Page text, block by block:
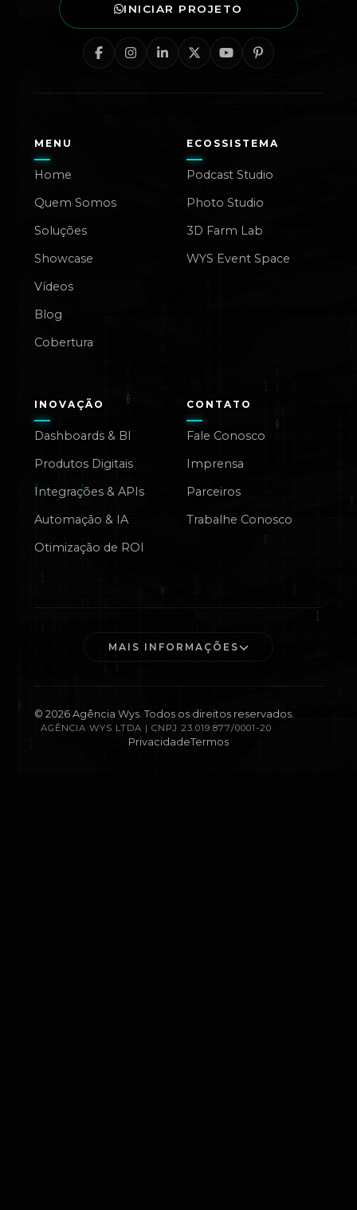
INICIAR PROJETO
MENU
Home
Quem Somos
Soluções
Showcase
Vídeos
Blog
Cobertura
ECOSSISTEMA
Podcast Studio
Photo Studio
3D Farm Lab
WYS Event Space
INOVAÇÃO
Dashboards & BI
Produtos Digitais
Integrações & APIs
Automação & IA
Otimização de ROI
CONTATO
Fale Conosco
Imprensa
Parceiros
Trabalhe Conosco
MAIS INFORMAÇÕES
© 2026Agência Wys. Todos os direitos reservados.
AGÊNCIA WYS LTDA | CNPJ 23.019.877/0001-20
PrivacidadeTermos